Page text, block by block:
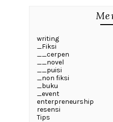
writing
_Fiksi
__cerpen
__novel
__puisi
_non fiksi
_buku
_event
enterpreneurship
resensi
Tips